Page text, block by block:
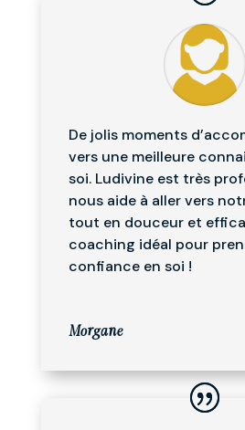
De jolis moments
vers une meilleure
soi. Ludivine est très
nous aide à aller vers
tout en douceur et
coaching idéal pour
confiance en soi !
Morgane